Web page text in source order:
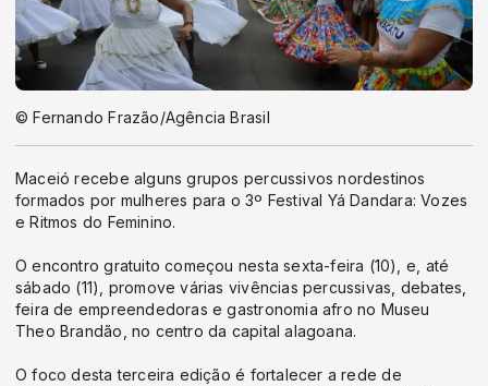
© Fernando Frazão/Agência Brasil
Maceió recebe alguns grupos percussivos nordestinos
formados por mulheres para o 3º Festival Yá Dandara: Vozes
e Ritmos do Feminino.
O encontro gratuito começou nesta sexta-feira (10), e, até
sábado (11), promove várias vivências percussivas, debates,
feira de empreendedoras e gastronomia afro no Museu
Theo Brandão, no centro da capital alagoana.
O foco desta terceira edição é fortalecer a rede de